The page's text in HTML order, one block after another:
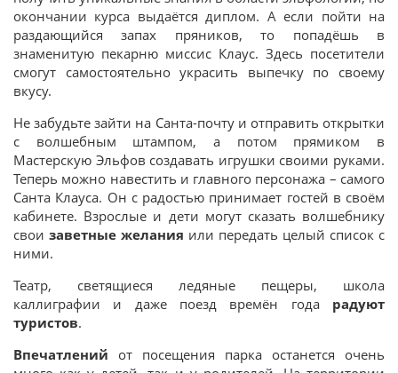
окончании курса выдаётся диплом. А если пойти на
раздающийся запах пряников, то попадёшь в
знаменитую пекарню миссис Клаус. Здесь посетители
смогут самостоятельно украсить выпечку по своему
вкусу.
Не забудьте зайти на Санта-почту и отправить открытки
с волшебным штампом, а потом прямиком в
Мастерскую Эльфов создавать игрушки своими руками.
Теперь можно навестить и главного персонажа – самого
Санта Клауса. Он с радостью принимает гостей в своём
кабинете. Взрослые и дети могут сказать волшебнику
свои заветные желания или передать целый список с
ними.
Театр, светящиеся ледяные пещеры, школа
каллиграфии и даже поезд времён года радуют
туристов.
Впечатлений от посещения парка останется очень